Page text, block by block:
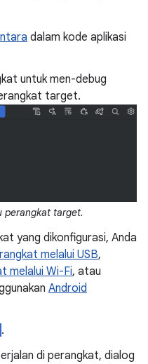
dalam kode aplikasi
untuk men-debug
target.
perangkat target.
yang dikonfigurasi, Anda
melalui USB,
melalui Wi-Fi, atau
Android
.
di perangkat, dialog